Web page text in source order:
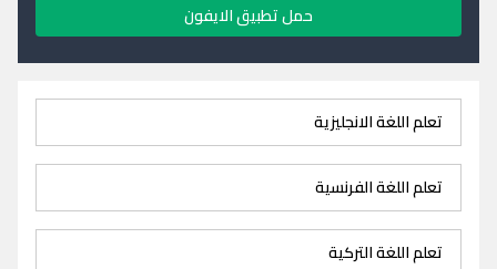
حمل تطبيق الايفون
تعلم اللغة الانجليزية
تعلم اللغة الفرنسية
تعلم اللغة التركية